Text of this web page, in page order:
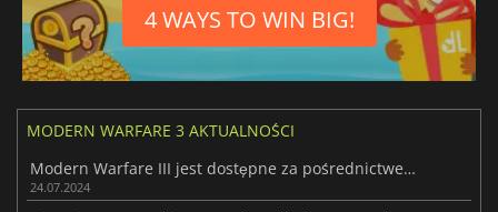
4 WAYS TO WIN BIG!
MODERN WARFARE 3 AKTUALNOŚCI
Modern Warfare III jest dostępne za pośrednictwem Game Passa
24.07.2024